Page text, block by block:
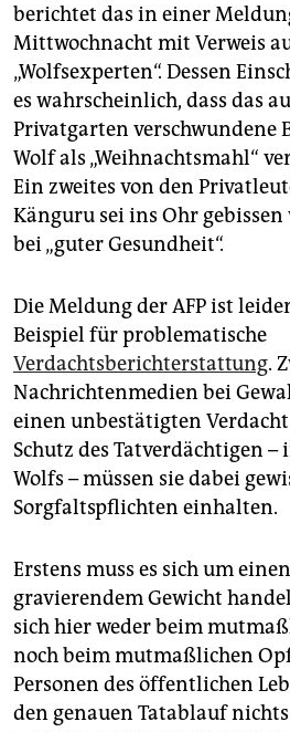
genossenschaft
epaper login
berichtet das in einer
Mittwochnacht mit Verweis
„Wolfsexperten“. Dessen
es wahrscheinlich, dass das
Privatgarten verschwundene
Wolf als „Weihnachtsmahl“
Ein zweites von den
Känguru sei ins Ohr gebissen
bei „guter Gesundheit“.
Die Meldung der AFP ist
Beispiel für problematische
Verdachtsberichterstattung.
Nachrichtenmedien bei
einen unbestätigten
Schutz des Tatverdächtigen –
Wolfs – müssen sie dabei
Sorgfaltspflichten einhalten.
Erstens muss es sich um
gravierendem Gewicht
sich hier weder beim
noch beim mutmaßlichen
Personen des öffentlichen
den genauen Tatablauf